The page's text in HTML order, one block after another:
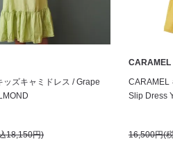
ッズキャミドレス / Grape
18,150円)
CARAMEL
CARAMEL
Slip Dress
16,500円(